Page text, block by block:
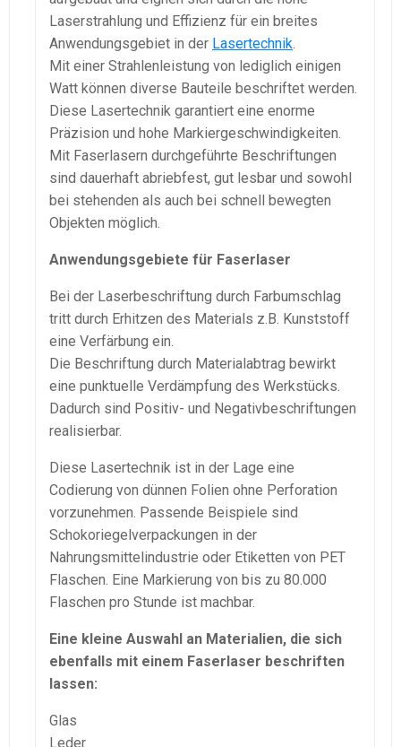
Laserstrahlung und Effizienz für ein breites
Anwendungsgebiet in der Lasertechnik.
Mit einer Strahlenleistung von lediglich einigen
Watt können diverse Bauteile beschriftet werden.
Diese Lasertechnik garantiert eine enorme
Präzision und hohe Markiergeschwindigkeiten.
Mit Faserlasern durchgeführte Beschriftungen
sind dauerhaft abriebfest, gut lesbar und sowohl
bei stehenden als auch bei schnell bewegten
Objekten möglich.
Anwendungsgebiete für Faserlaser
Bei der Laserbeschriftung durch Farbumschlag
tritt durch Erhitzen des Materials z.B. Kunststoff
eine Verfärbung ein.
Die Beschriftung durch Materialabtrag bewirkt
eine punktuelle Verdämpfung des Werkstücks.
Dadurch sind Positiv- und Negativbeschriftungen
realisierbar.
Diese Lasertechnik ist in der Lage eine
Codierung von dünnen Folien ohne Perforation
vorzunehmen. Passende Beispiele sind
Schokoriegelverpackungen in der
Nahrungsmittelindustrie oder Etiketten von PET
Flaschen. Eine Markierung von bis zu 80.000
Flaschen pro Stunde ist machbar.
Eine kleine Auswahl an Materialien, die sich
ebenfalls mit einem Faserlaser beschriften
lassen:
Glas
Leder